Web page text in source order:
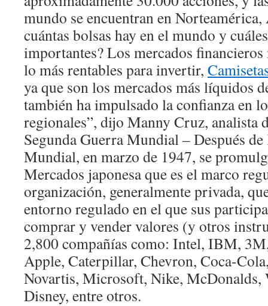
mundo se encuentran en
cuántas bolsas hay en el mundo y
importantes? Los mercados
lo más rentables para invertir,
ya que son los mercados más líquidos
también ha impulsado la confianza en
regionales”, dijo Manny Cruz, analista
Segunda Guerra Mundial – Después
Mundial, en marzo de 1947, se
Mercados japonesa que es el marco
organización, generalmente privada,
entorno regulado en el que sus
comprar y vender valores (y otros
2,800 compañías como: Intel, IBM,
Apple, Caterpillar, Chevron, Coca-
Novartis, Microsoft, Nike, McDonalds,
Disney, entre otros.